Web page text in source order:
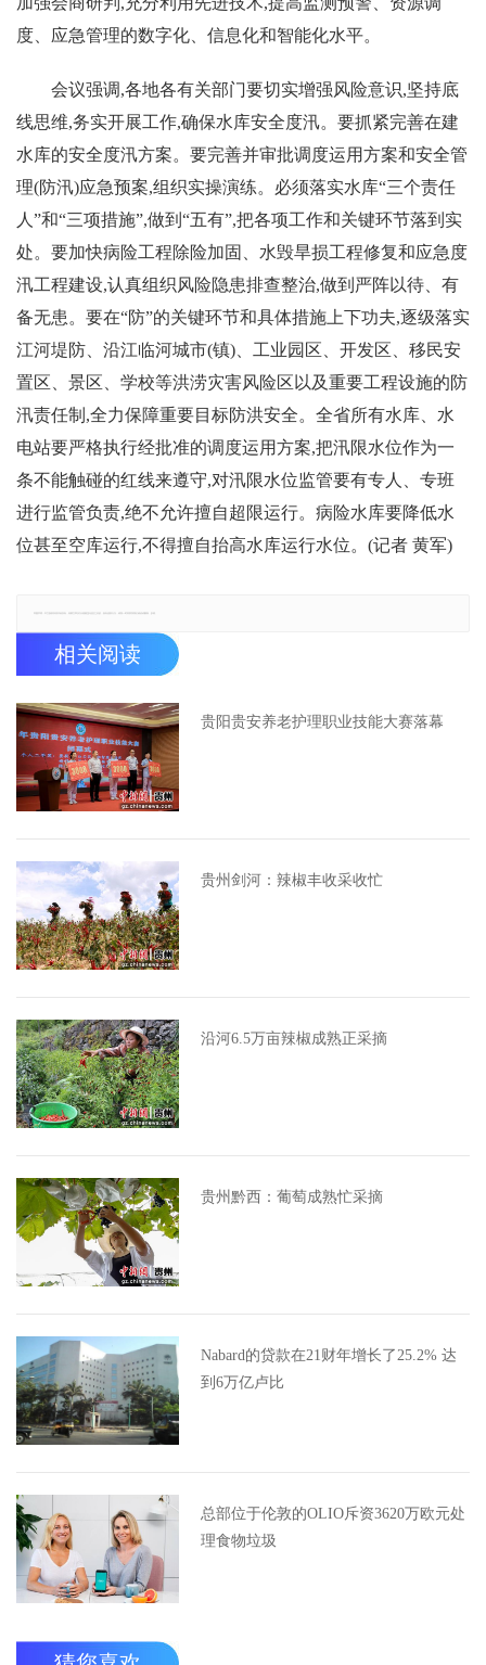
度、应急管理的数字化、信息化和智能化水平。
会议强调,各地各有关部门要切实增强风险意识,坚持底
线思维,务实开展工作,确保水库安全度汛。要抓紧完善在建
水库的安全度汛方案。要完善并审批调度运用方案和安全管
理(防汛)应急预案,组织实操演练。必须落实水库“三个责任
人”和“三项措施”,做到“五有”,把各项工作和关键环节落到实
处。要加快病险工程除险加固、水毁旱损工程修复和应急度
汛工程建设,认真组织风险隐患排查整治,做到严阵以待、有
备无患。要在“防”的关键环节和具体措施上下功夫,逐级落实
江河堤防、沿江临河城市(镇)、工业园区、开发区、移民安
置区、景区、学校等洪涝灾害风险区以及重要工程设施的防
汛责任制,全力保障重要目标防洪安全。全省所有水库、水
电站要严格执行经批准的调度运用方案,把汛限水位作为一
条不能触碰的红线来遵守,对汛限水位监管要有专人、专班
进行监管负责,绝不允许擅自超限运行。病险水库要降低水
位甚至空库运行,不得擅自抬高水库运行水位。(记者 黄军)
相关阅读
贵阳贵安养老护理职业技能大赛落幕
贵州剑河：辣椒丰收采收忙
沿河6.5万亩辣椒成熟正采摘
贵州黔西：葡萄成熟忙采摘
Nabard的贷款在21财年增长了25.2% 达
到6万亿卢比
总部位于伦敦的OLIO斥资3620万欧元处
理食物垃圾